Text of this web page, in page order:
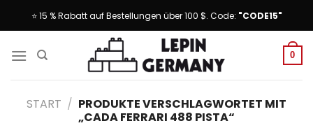
⭐ 15 % Rabatt auf Bestellungen über 100 $. Code: "CODE15"
0
START / PRODUKTE VERSCHLAGWORTET MIT
„CADA FERRARI 488 PISTA“